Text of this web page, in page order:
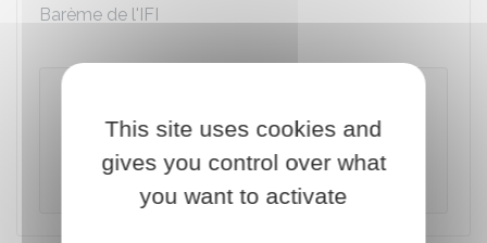
Barème de l'IFI
Le barème de l'IFI commence à partir de
800 000 €
, mais le seuil d'imposition à l'IFI
est de1 300 000 €.
This site uses cookies and
gives you control over what
you want to activate